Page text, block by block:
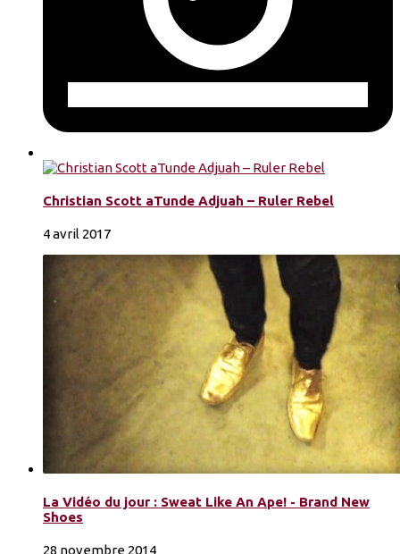
Christian Scott aTunde Adjuah – Ruler Rebel
4 avril 2017
La Vidéo du jour : Sweat Like An Ape! - Brand New
Shoes
28 novembre 2014